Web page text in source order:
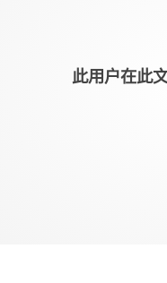
此用户在此